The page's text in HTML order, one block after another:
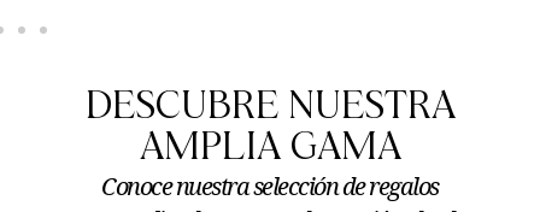
DESCUBRE NUESTRA
AMPLIA GAMA
Conoce nuestra selección de regalos